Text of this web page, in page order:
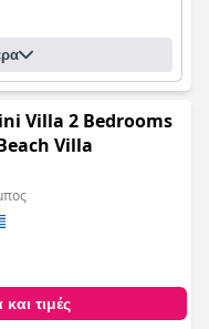
Villa 2 Bedrooms
Villa
τιμές